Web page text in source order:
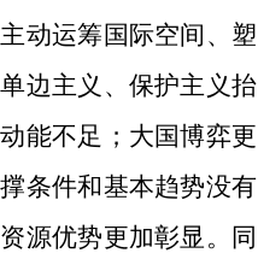
动运筹国际空间、塑
边主义、保护主义抬
能不足；大国博弈更
条件和基本趋势没有
源优势更加彰显。同